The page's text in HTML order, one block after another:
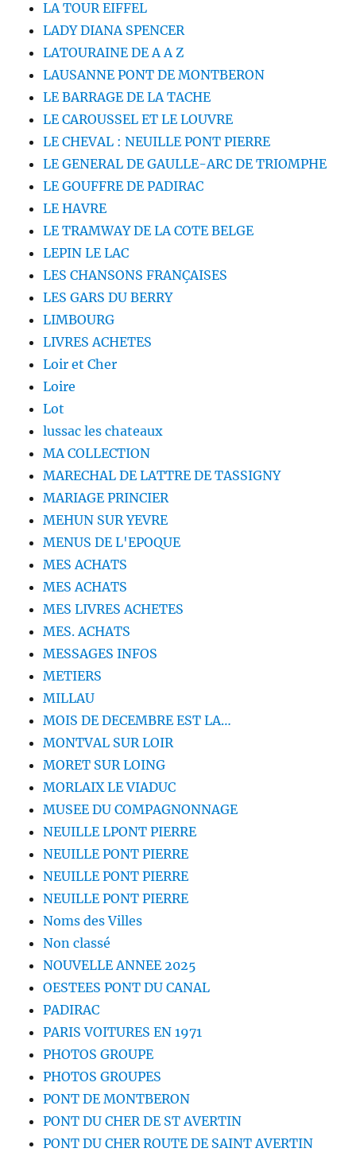
LA TOUR EIFFEL
LADY DIANA SPENCER
LATOURAINE DE A A Z
LAUSANNE PONT DE MONTBERON
LE BARRAGE DE LA TACHE
LE CAROUSSEL ET LE LOUVRE
LE CHEVAL : NEUILLE PONT PIERRE
LE GENERAL DE GAULLE-ARC DE TRIOMPHE
LE GOUFFRE DE PADIRAC
LE HAVRE
LE TRAMWAY DE LA COTE BELGE
LEPIN LE LAC
LES CHANSONS FRANÇAISES
LES GARS DU BERRY
LIMBOURG
LIVRES ACHETES
Loir et Cher
Loire
Lot
lussac les chateaux
MA COLLECTION
MARECHAL DE LATTRE DE TASSIGNY
MARIAGE PRINCIER
MEHUN SUR YEVRE
MENUS DE L'EPOQUE
MES ACHATS
MES ACHATS
MES LIVRES ACHETES
MES. ACHATS
MESSAGES INFOS
METIERS
MILLAU
MOIS DE DECEMBRE EST LA…
MONTVAL SUR LOIR
MORET SUR LOING
MORLAIX LE VIADUC
MUSEE DU COMPAGNONNAGE
NEUILLE LPONT PIERRE
NEUILLE PONT PIERRE
NEUILLE PONT PIERRE
NEUILLE PONT PIERRE
Noms des Villes
Non classé
NOUVELLE ANNEE 2025
OESTEES PONT DU CANAL
PADIRAC
PARIS VOITURES EN 1971
PHOTOS GROUPE
PHOTOS GROUPES
PONT DE MONTBERON
PONT DU CHER DE ST AVERTIN
PONT DU CHER ROUTE DE SAINT AVERTIN